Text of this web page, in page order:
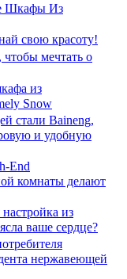
Шкафы Из
свою красоту!
мечтать о
из
Snow
стали Baineng,
и удобную
End
комнаты делают
из
ваше сердце?
нержавеющей